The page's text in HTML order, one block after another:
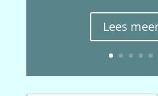
Lees